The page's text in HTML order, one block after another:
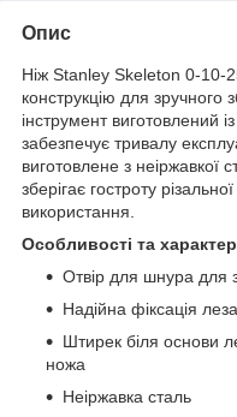
Опис
Ніж Stanley Skeleton 0-10-
конструкцію для зручного
інструмент виготовлений
забезпечує тривалу
виготовлене з неіржавкої
зберігає гостроту
використання.
Особливості та
Отвір для шнура для
Надійна фіксація
Штирек біля основи
ножа
Неіржавка сталь